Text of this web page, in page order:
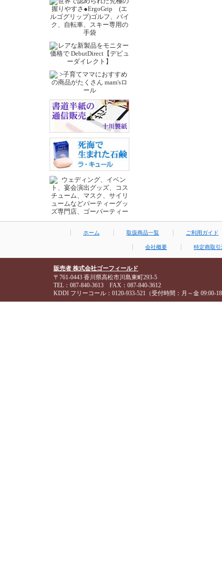
ホーム 取扱商品一覧 ご利用ガイド
会社概要 特定商取
販売者 株式会社ゴーフィールド
〒761-0443 香川県高松市川島東町293-5
TEL：087-840-3613 FAX：087-840-3612
KDDI フリーコール：0120-933-521（受付時間：月～金 09:00-